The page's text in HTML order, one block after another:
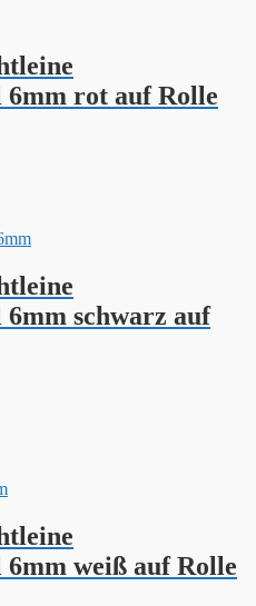
rot auf Rolle
schwarz auf
weiß auf Rolle